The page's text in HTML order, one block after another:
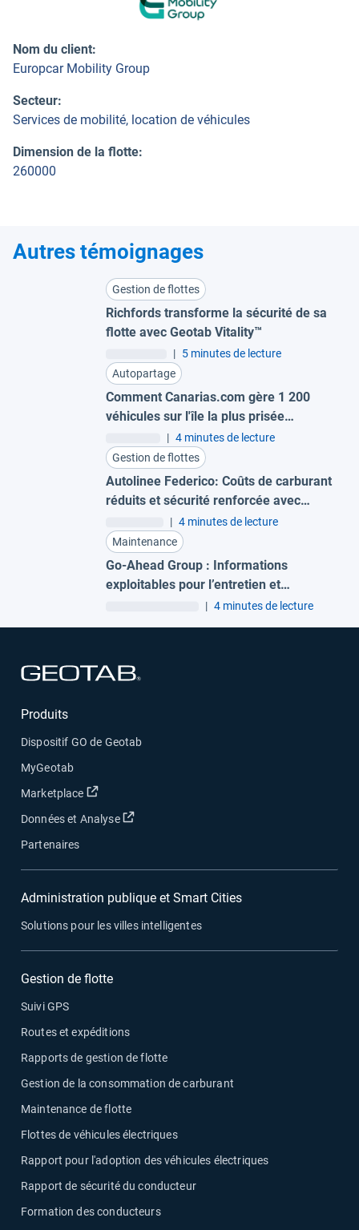
Nom du client:
Europcar Mobility Group
Secteur:
Services de mobilité, location de véhicules
Dimension de la flotte:
260000
Autres témoignages
Gestion de flottes
Richfords transforme la sécurité de sa
flotte avec Geotab Vitality™
| 5 minutes de lecture
Autopartage
Comment Canarias.com gère 1 200
véhicules sur l'île la plus prisée
| 4 minutes de lecture
Gestion de flottes
Autolinee Federico: Coûts de carburant
réduits et sécurité renforcée avec
| 4 minutes de lecture
Maintenance
Go-Ahead Group : Informations
exploitables pour l’entretien et
électrification en toute confiance
| 4 minutes de lecture
Produits
Dispositif GO de Geotab
MyGeotab
Marketplace
Ouvrir dans une nouvelle fenêtre
Données et Analyse Ouvrir dans une nouvelle fenêtre
Partenaires
Administration publique et Smart Cities
Solutions pour les villes intelligentes
Gestion de flotte
Suivi GPS
Routes et expéditions
Rapports de gestion de flotte
Gestion de la consommation de carburant
Maintenance de flotte
Flottes de véhicules électriques
Rapport pour l'adoption des véhicules électriques
Rapport de sécurité du conducteur
Formation des conducteurs